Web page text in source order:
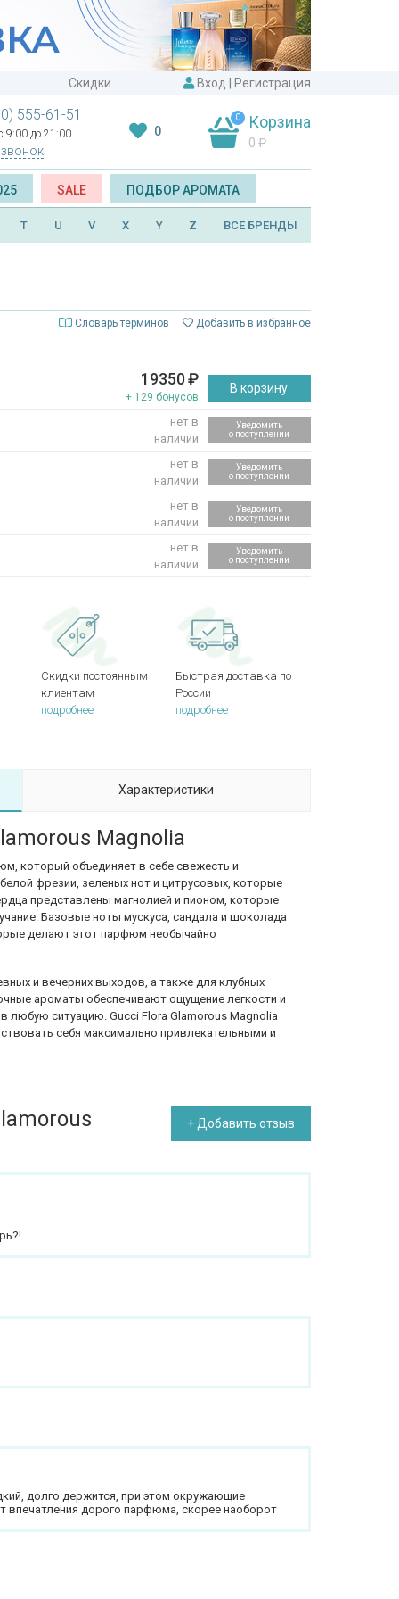
Скидки Вход Регистрация
555-61-51
9:00 до 21:00 0
0 Корзина
0 ₽
SALE ПОДБОР АРОМАТА
T U V X Y Z ВСЕ БРЕНДЫ
Словарь терминов Добавить в избранное
19350₽
+ 129 бонусов
В корзину
нет в
наличии
Уведомить
о поступлении
нет в
наличии
Уведомить
о поступлении
нет в
наличии
Уведомить
о поступлении
нет в
наличии
Уведомить
о поступлении
Скидки постоянным
клиентам
подробнее
Быстрая доставка по
России
подробнее
Характеристики
Magnolia
который объединяет в себе свежесть и
фрезии, зеленых нот и цитрусовых, которые
представлены магнолией и пионом, которые
Базовые ноты мускуса, сандала и шоколада
делают этот парфюм необычайно
и вечерних выходов, а также для клубных
ароматы обеспечивают ощущение легкости и
любую ситуацию. Gucci Flora Glamorous Magnolia
себя максимально привлекательными и
+ Добавить отзыв
долго держится, при этом окружающие
впечатления дорого парфюма, скорее наоборот